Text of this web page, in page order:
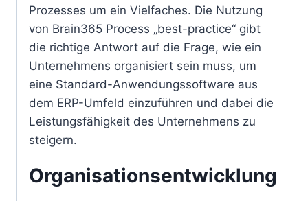
Prozesses um ein Vielfaches. Die Nutzung
von Brain365 Process „best-practice“ gibt
die richtige Antwort auf die Frage, wie ein
Unternehmens organisiert sein muss, um
eine Standard-Anwendungssoftware aus
dem ERP-Umfeld einzuführen und dabei die
Leistungsfähigkeit des Unternehmens zu
steigern.
Organisationsentwicklung